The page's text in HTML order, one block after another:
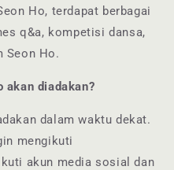
Ho, terdapat berbagai
q&a, kompetisi dansa,
Seon Ho.
akan diadakan?
dalam waktu dekat.
mengikuti
akun media sosial dan